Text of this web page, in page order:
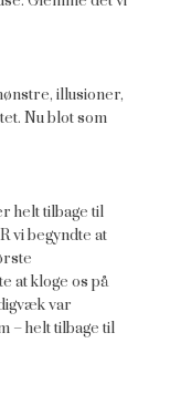
illusioner,
Nu blot som
helt tilbage til
vi begyndte at
at kloge os på
var
– helt tilbage til